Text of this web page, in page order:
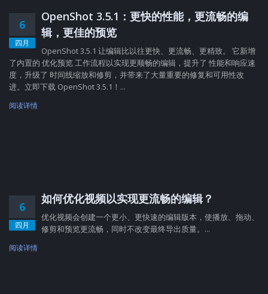
6
四月
OpenShot 3.5.1：更快的性能，更流畅的编
辑，更佳的预览
OpenShot 3.5.1 让编辑比以往更快、更流畅、更精致。 它新增
了内置的 优化预览 工作流程以实现更顺畅的编辑，提升了 性能和响应速
度，升级了 时间线缩放和修剪，并带来了大量重要的修复和可用性改
进。立即下载 OpenShot 3.5.1！...
阅读详情
6
四月
如何优化视频以实现更流畅的编辑？
优化视频会创建一个更小、更快速的编辑版本，使播放、拖动、
修剪和预览更流畅，同时不改变最终导出质量。...
阅读详情